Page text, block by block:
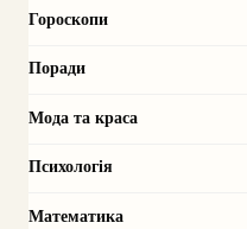
Гороскопи
Поради
Мода та краса
Психологія
Математика